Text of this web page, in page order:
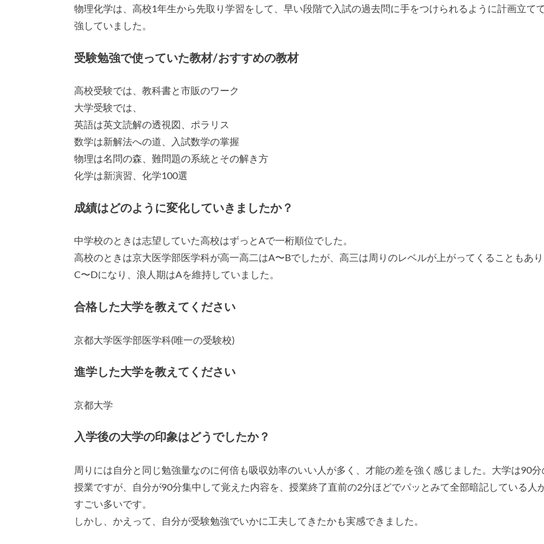
物理化学は、高校1年生から先取り学習をして、早い段階で入試の過去問に手をつけられるように計画立て
強していました。
受験勉強で使っていた教材/おすすめの教材
高校受験では、教科書と市販のワーク
大学受験では、
英語は英文読解の透視図、ポラリス
数学は新解法への道、入試数学の掌握
物理は名問の森、難問題の系統とその解き方
化学は新演習、化学100選
成績はどのように変化していきましたか？
中学校のときは志望していた高校はずっとAで一桁順位でした。
高校のときは京大医学部医学科が高一高二はA〜Bでしたが、高三は周りのレベルが上がってくることもあ
C〜Dになり、浪人期はAを維持していました。
合格した大学を教えてください
京都大学医学部医学科(唯一の受験校)
進学した大学を教えてください
京都大学
入学後の大学の印象はどうでしたか？
周りには自分と同じ勉強量なのに何倍も吸収効率のいい人が多く、才能の差を強く感じました。大学は90分
授業ですが、自分が90分集中して覚えた内容を、授業終了直前の2分ほどでパッとみて全部暗記している人
すごい多いです。
しかし、かえって、自分が受験勉強でいかに工夫してきたかも実感できました。